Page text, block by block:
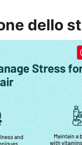
dello